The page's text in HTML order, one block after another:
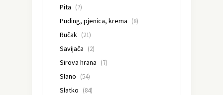
Pita (7)
Puding, pjenica, krema (8)
Ručak (21)
Savijača (2)
Sirova hrana (7)
Slano (54)
Slatko (84)